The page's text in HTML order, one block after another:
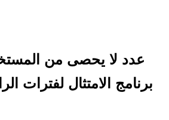
عدد لا يحصى من
برنامج الامتثال لفترات